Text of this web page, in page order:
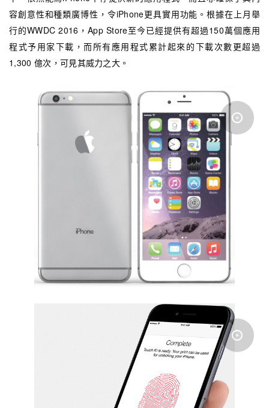
容創意性和種類廣博性，令iPhone更具實用功能。根據在上月舉
行的WWDC 2016，App Store至今已經提供有超過150萬個應用
程式予用家下載，而所有應用程式累計起來的下載次數更超過
1,300 億次，可見其威力之大。